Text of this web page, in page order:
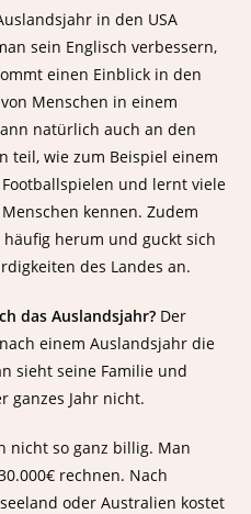
in den USA
sein Englisch verbessern,
einen Einblick in den
Menschen in einem
natürlich auch an den
teil, wie zum Beispiel einem
und lernt viele
kennen. Zudem
herum und guckt sich
des Landes an.
das Auslandsjahr? Der
einem Auslandsjahr die
sieht seine Familie und
ganzes Jahr nicht.
nicht so ganz billig. Man
rechnen. Nach
oder Australien kostet